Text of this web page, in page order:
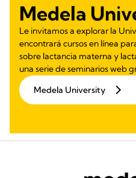
Medela
Le invitamos a explorar la
encontrará cursos en línea
sobre lactancia materna y
una serie de seminarios web
Medela University